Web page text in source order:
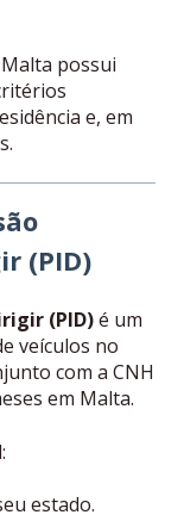
possui
e, em
(PID)
(PID)é um
veículos no
com a CNH
em Malta.
estado.